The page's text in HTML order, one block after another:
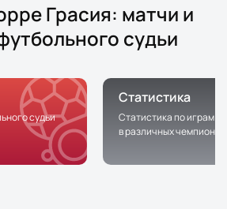
Грасия: матчи и
судьи
судьи
Статистика
Статистика по играм с
в различных